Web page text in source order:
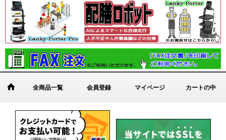
全商品一覧 会員登録 マイページ カートの中